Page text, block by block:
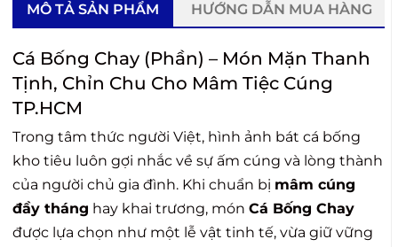
MÔ TẢ SẢN PHẨM HƯỚNG DẪN MUA HÀNG
Cá Bống Chay (Phần) – Món Mặn Thanh
Tịnh, Chỉn Chu Cho Mâm Tiệc Cúng
TP.HCM
Trong tâm thức người Việt, hình ảnh bát cá bống
kho tiêu luôn gợi nhắc về sự ấm cúng và lòng thành
của người chủ gia đình. Khi chuẩn bị mâm cúng
đầy tháng hay khai trương, món Cá Bống Chay
được lựa chọn như một lễ vật tinh tế, vừa giữ vững